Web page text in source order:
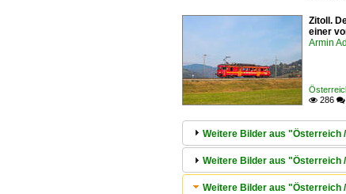
Zitoll.
einer
Armin
 286 
Weitere Bilder aus "Österreich
Weitere Bilder aus "Österreich
Weitere Bilder aus "Österreich